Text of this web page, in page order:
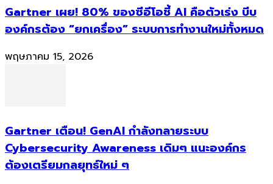
Gartner เผย! 80% ของซีอีโอชี้ AI คือตัวเร่ง บีบ
องค์กรต้อง “ยกเครื่อง” ระบบการทำงานใหม่ทั้งหมด
พฤษภาคม 15, 2026
Gartner เตือน! GenAI กำลังทลายระบบ
Cybersecurity Awareness เดิมๆ แนะองค์กร
ต้องเตรียมกลยุทธ์ใหม่ ๆ